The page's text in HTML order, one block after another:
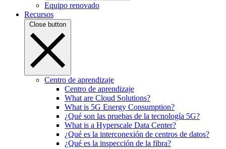
Equipo renovado
Recursos
Close button
Centro de aprendizaje
Centro de aprendizaje
What are Cloud Solutions?
What is 5G Energy Consumption?
¿Qué son las pruebas de la tecnología 5G?
What is a Hyperscale Data Center?
¿Qué es la interconexión de centros de datos?
¿Qué es la inspección de la fibra?